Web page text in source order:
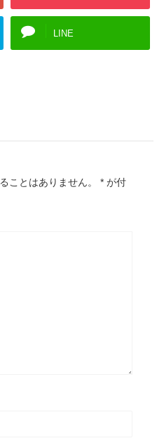
LINE
ことはありません。 * が付